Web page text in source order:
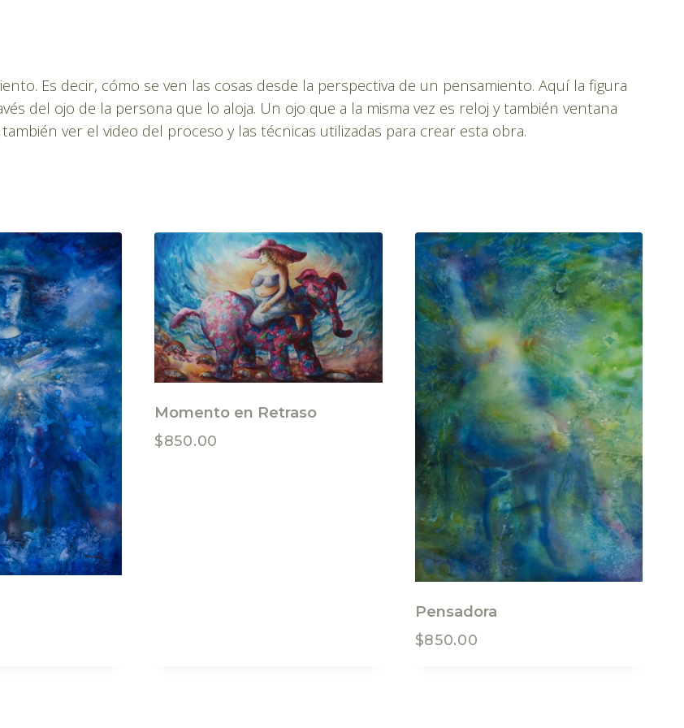
Es decir, cómo se ven las cosas desde la perspectiva de un pensamiento. Aquí la figura
del ojo de la persona que lo aloja. Un ojo que a la misma vez es reloj y también ventana
ver el video del proceso y las técnicas utilizadas para crear esta obra.
Momento en Retraso
$850.00
Pensadora
$850.00